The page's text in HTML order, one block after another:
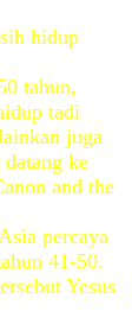
hidup
tahun,
tadi
juga
ke
and the
percaya
41-50.
Yesus